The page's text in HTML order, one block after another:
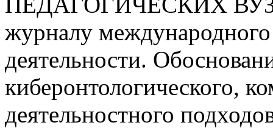
журналу
деятельности.
киберонтологического,
деятельностного